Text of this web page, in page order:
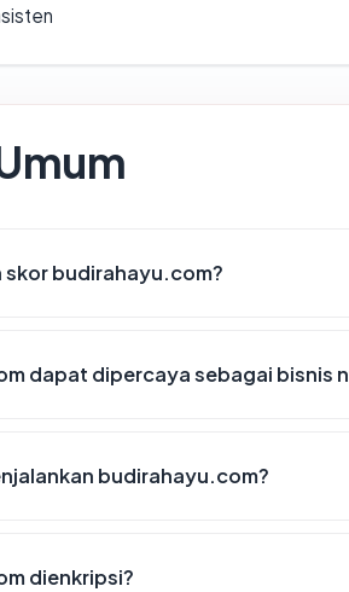
skor budirahayu.com?
dapat dipercaya sebagai bisnis
budirahayu.com?
dienkripsi?